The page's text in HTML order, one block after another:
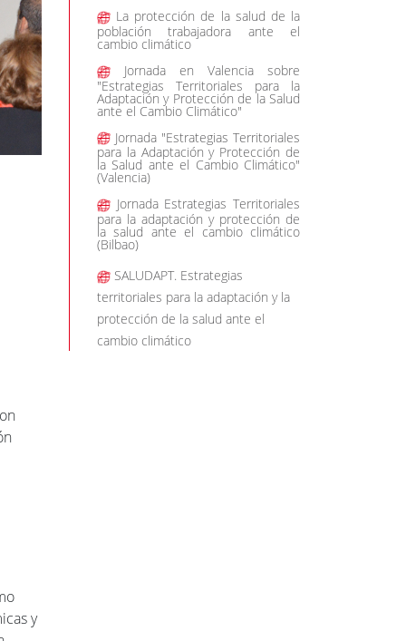
y
La protección de la salud de la
población trabajadora ante el
cambio climático
Jornada en Valencia sobre
"Estrategias Territoriales para la
Adaptación y Protección de la Salud
ante el Cambio Climático"
Jornada "Estrategias Territoriales
para la Adaptación y Protección de
la Salud ante el Cambio Climático"
(Valencia)
Jornada Estrategias Territoriales
para la adaptación y protección de
la salud ante el cambio climático
(Bilbao)
SALUDAPT. Estrategias
territoriales para la adaptación y la
protección de la salud ante el
cambio climático